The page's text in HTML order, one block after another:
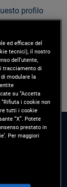
profilo
Gestione
ed efficace del
tecnici), il nostro
dell’utente,
tracciamento di
modulare la
su “Accetta
i cookie non
tutti i cookie
“X”. Potete
prestato in
Per maggiori